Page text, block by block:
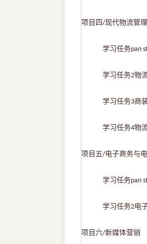
项目四/现代物流管理
学习任务pan
学习任务2物
学习任务3商
学习任务4物
项目五/电子商务与
学习任务pan
学习任务2电
项目六/新媒体营销